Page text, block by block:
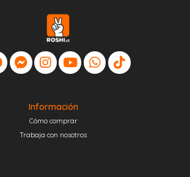
Información
Cómo comprar
Trabaja con nosotros